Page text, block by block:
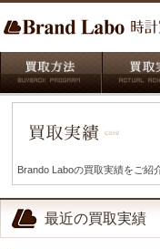
Brando Laboの買取実績をご紹
最近の買取実績